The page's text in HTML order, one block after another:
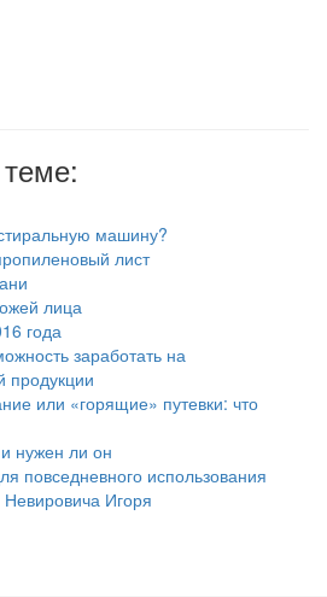
машину?
лист
лица
года
заработать на
продукции
или «горящие» путевки: что
нужен ли он
повседневного использования
Игоря